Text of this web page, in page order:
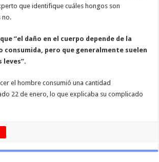
que identifique cuáles hongos son
no.
“el daño en el cuerpo depende de la
consumida, pero que generalmente suelen
leves”.
el hombre consumió una cantidad
22 de enero, lo que explicaba su complicado